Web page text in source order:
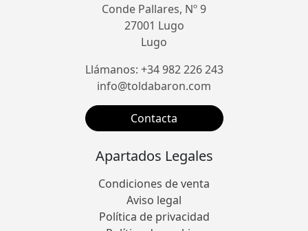
Conde Pallares, Nº 9
27001 Lugo
Lugo
Llámanos: +34 982 226 243
info@toldabaron.com
Contacta
Apartados Legales
Condiciones de venta
Aviso legal
Política de privacidad